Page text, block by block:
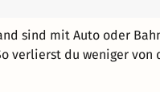
sind mit Auto oder
verlierst du weniger